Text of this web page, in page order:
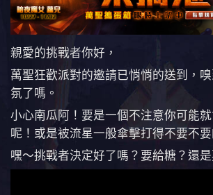
親愛的挑戰者你好，
萬聖狂歡派對的邀請已悄悄的送到，
氛了嗎。
小心南瓜阿！要是一個不注意你可能
呢！或是被流星一般傘擊打得不要不要
嘿～挑戰者決定好了嗎？要給糖？還